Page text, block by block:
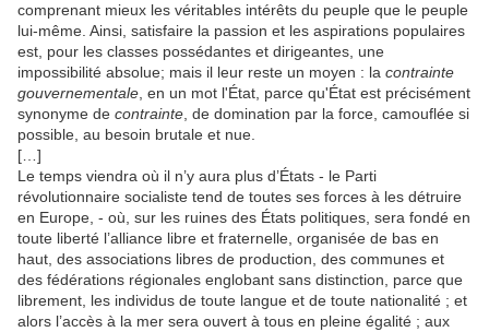
comprenant mieux les véritables intérêts du peuple que le peuple
lui-même. Ainsi, satisfaire la passion et les aspirations populaires
est, pour les classes possédantes et dirigeantes, une
impossibilité absolue; mais il leur reste un moyen : la contrainte
gouvernementale , en un mot l'État, parce qu'État est précisément
synonyme de contrainte , de domination par la force, camouflée si
possible, au besoin brutale et nue.
[…]
Le temps viendra où il n’y aura plus d’États - le Parti
révolutionnaire socialiste tend de toutes ses forces à les détruire
en Europe, - où, sur les ruines des États politiques, sera fondé en
toute liberté l’alliance libre et fraternelle, organisée de bas en
haut, des associations libres de production, des communes et
des fédérations régionales englobant sans distinction, parce que
librement, les individus de toute langue et de toute nationalité ; et
alors l’accès à la mer sera ouvert à tous en pleine égalité ; aux